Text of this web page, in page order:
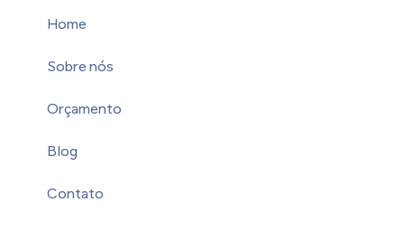
Home
Sobre nós
Orçamento
Blog
Contato